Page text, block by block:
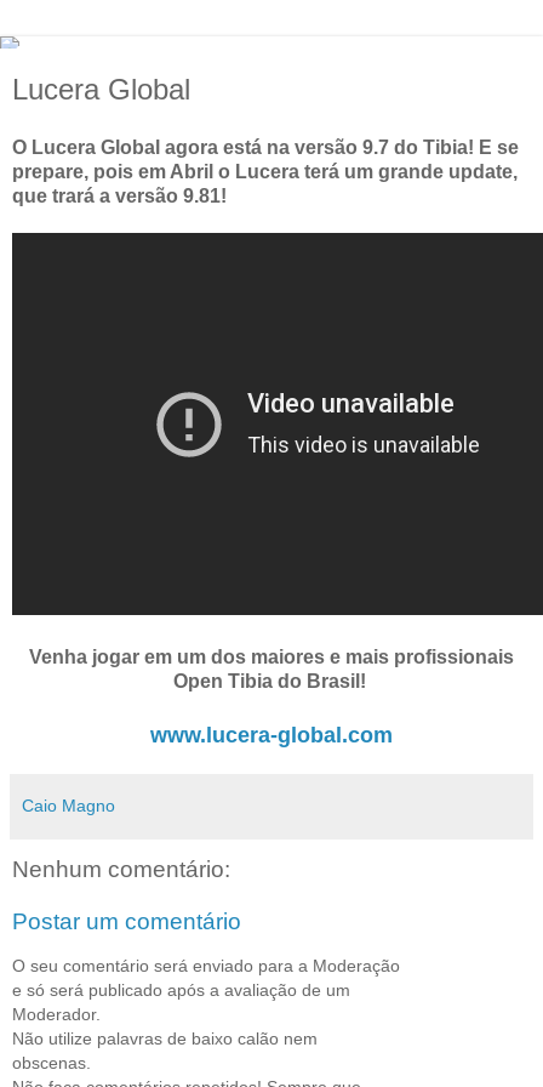
Lucera Global
O Lucera Global agora está na versão 9.7 do Tibia! E se
prepare, pois em Abril o Lucera terá um grande update,
que trará a versão 9.81!
Venha jogar em um dos maiores e mais profissionais
Open Tibia do Brasil!
www.lucera-global.com
Caio Magno
Nenhum comentário:
Postar um comentário
O seu comentário será enviado para a Moderação
e só será publicado após a avaliação de um
Moderador.
Não utilize palavras de baixo calão nem
obscenas.